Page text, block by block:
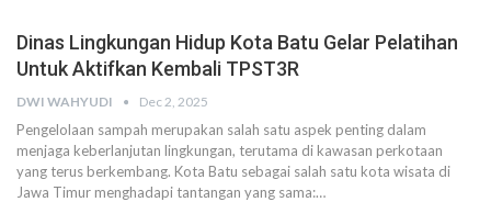
Dinas Lingkungan Hidup Kota Batu Gelar Pelatihan
Untuk Aktifkan Kembali TPST3R
DWI WAHYUDI Dec 2, 2025
Pengelolaan sampah merupakan salah satu aspek penting dalam
menjaga keberlanjutan lingkungan, terutama di kawasan perkotaan
yang terus berkembang. Kota Batu sebagai salah satu kota wisata di
Jawa Timur menghadapi tantangan yang sama:…